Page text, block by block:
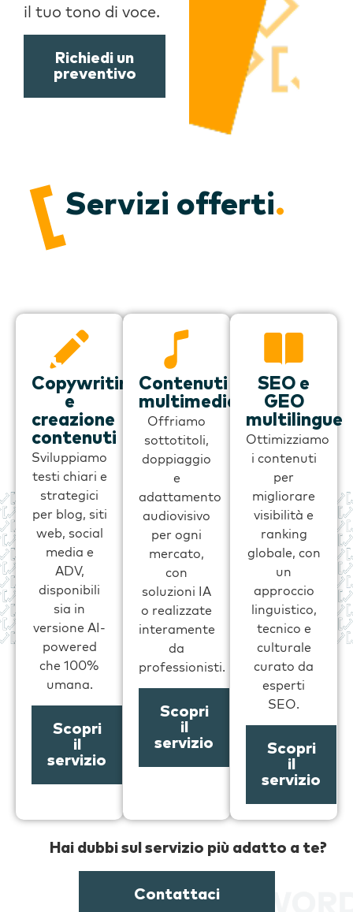
il tuo tono di voce.
Richiedi un
preventivo
Servizi offerti.
Copywriting
e
creazione
contenuti
Sviluppiamo
testi chiari e
strategici
per blog, siti
web, social
media e
ADV,
disponibili
sia in
versione AI-
powered
che 100%
umana.
Scopri
il
servizio
Contenuti
multimediali
Offriamo
sottotitoli,
doppiaggio
e
adattamento
audiovisivo
per ogni
mercato,
con
soluzioni IA
o realizzate
interamente
da
professionisti.
Scopri
il
servizio
SEO e
GEO
multilingue
Ottimizziamo
i contenuti
per
migliorare
visibilità e
ranking
globale, con
un
approccio
linguistico,
tecnico e
culturale
curato da
esperti
SEO.
Scopri
il
servizio
Hai dubbi sul servizio più adatto a te?
Contattaci